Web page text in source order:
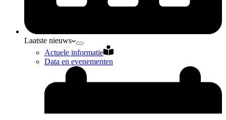
Laatste nieuws
Actuele informatie
Data en evenementen